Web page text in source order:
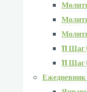
11
11 Шаг